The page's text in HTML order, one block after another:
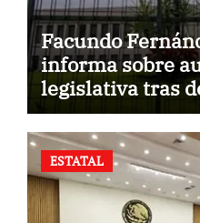
Facundo
informa sobre
legislativa tras
Fiscalía.
ESTATAL